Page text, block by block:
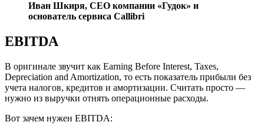
Иван Шкиря, CEO компании «Гудок» и
основатель сервиса Callibri
EBITDA
В оригинале звучит как Earning Before Interest, Taxes,
Depreciation and Amortization, то есть показатель прибыли без
учета налогов, кредитов и амортизации. Считать просто —
нужно из выручки отнять операционные расходы.
Вот зачем нужен EBITDA: